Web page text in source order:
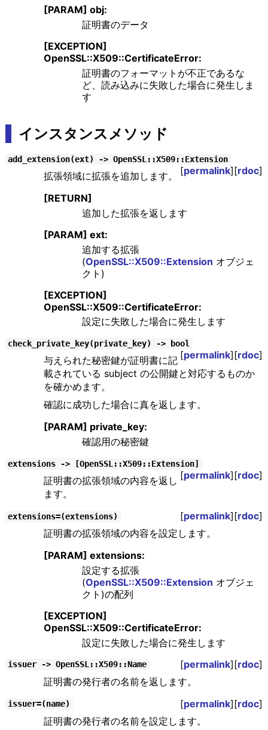
[PARAM] obj:
証明書のデータ
[EXCEPTION]
OpenSSL::X509::CertificateError:
証明書のフォーマットが不正であるな
ど、読み込みに失敗した場合に発生しま
す
インスタンスメソッド
add_extension(ext) -> OpenSSL::X509::Extension
[permalink][rdoc]
拡張領域に拡張を追加します。
[RETURN]
追加した拡張を返します
[PARAM] ext:
追加する拡張
(OpenSSL::X509::Extension オブジェ
クト)
[EXCEPTION]
OpenSSL::X509::CertificateError:
設定に失敗した場合に発生します
check_private_key(private_key) -> bool
[permalink][rdoc]
与えられた秘密鍵が証明書に記
載されている subject の公開鍵と対応するものか
を確かめます。
確認に成功した場合に真を返します。
[PARAM] private_key:
確認用の秘密鍵
extensions -> [OpenSSL::X509::Extension]
[permalink][rdoc]
証明書の拡張領域の内容を返し
ます。
extensions=(extensions) [permalink][rdoc]
証明書の拡張領域の内容を設定します。
[PARAM] extensions:
設定する拡張
(OpenSSL::X509::Extension オブジェ
クト)の配列
[EXCEPTION]
OpenSSL::X509::CertificateError:
設定に失敗した場合に発生します
issuer -> OpenSSL::X509::Name [permalink][rdoc]
証明書の発行者の名前を返します。
issuer=(name) [permalink][rdoc]
証明書の発行者の名前を設定します。